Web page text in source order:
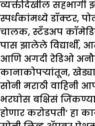
व्यक्तीदेखील सहभागी
स्पर्धकांमध्ये डॉक्टर,
चालक, स्टँडअप
पास झालेले
आणि अगदी रेडिओ
कानाकोपऱ्यांतून,
सोनी मराठी वाहिनी
भरघोस बक्षिसं
होणार करोडपती’ हा